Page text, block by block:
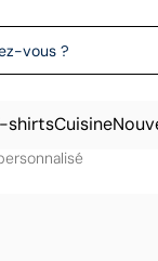
shirtsCuisine